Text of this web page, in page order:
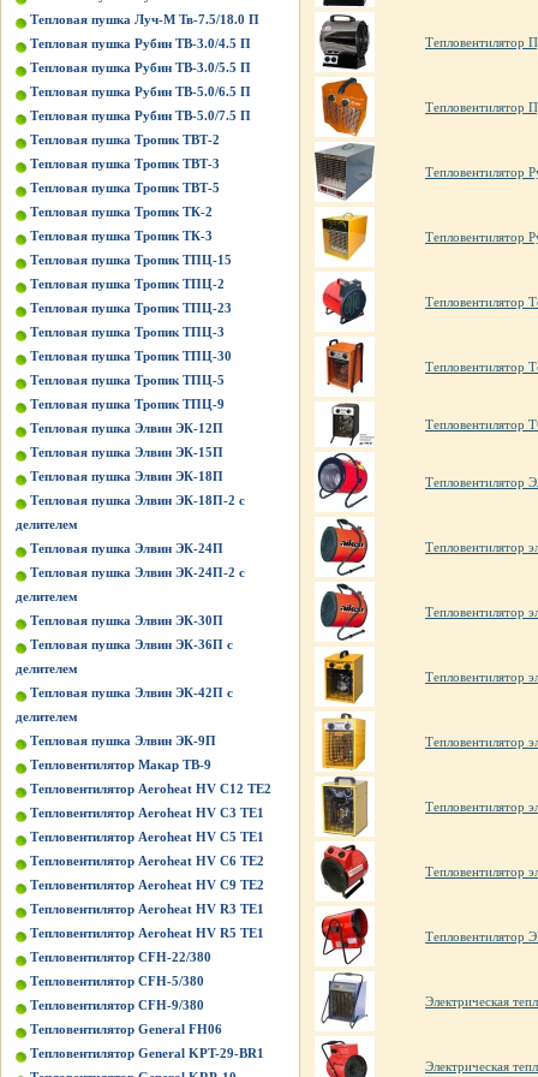
Тепловая пушка Луч-М Тв-7.5/18.0 П
Тепловая пушка Рубин ТВ-3.0/4.5 П
Тепловая пушка Рубин ТВ-3.0/5.5 П
Тепловая пушка Рубин ТВ-5.0/6.5 П
Тепловая пушка Рубин ТВ-5.0/7.5 П
Тепловая пушка Тропик ТВТ-2
Тепловая пушка Тропик ТВТ-3
Тепловая пушка Тропик ТВТ-5
Тепловая пушка Тропик ТК-2
Тепловая пушка Тропик ТК-3
Тепловая пушка Тропик ТПЦ-15
Тепловая пушка Тропик ТПЦ-2
Тепловая пушка Тропик ТПЦ-23
Тепловая пушка Тропик ТПЦ-3
Тепловая пушка Тропик ТПЦ-30
Тепловая пушка Тропик ТПЦ-5
Тепловая пушка Тропик ТПЦ-9
Тепловая пушка Элвин ЭК-12П
Тепловая пушка Элвин ЭК-15П
Тепловая пушка Элвин ЭК-18П
Тепловая пушка Элвин ЭК-18П-2 с
делителем
Тепловая пушка Элвин ЭК-24П
Тепловая пушка Элвин ЭК-24П-2 с
делителем
Тепловая пушка Элвин ЭК-30П
Тепловая пушка Элвин ЭК-36П с
делителем
Тепловая пушка Элвин ЭК-42П с
делителем
Тепловая пушка Элвин ЭК-9П
Тепловентилятор Макар ТВ-9
Тепловентилятор Aeroheat HV C12 TE2
Тепловентилятор Aeroheat HV C3 TE1
Тепловентилятор Aeroheat HV C5 TE1
Тепловентилятор Aeroheat HV C6 TE2
Тепловентилятор Aeroheat HV C9 TE2
Тепловентилятор Aeroheat HV R3 TE1
Тепловентилятор Aeroheat HV R5 TE1
Тепловентилятор CFH-22/380
Тепловентилятор CFH-5/380
Тепловентилятор CFH-9/380
Тепловентилятор General FH06
Тепловентилятор General KPT-29-BR1
Тепловентилятор
Тепловентилятор
Тепловентилятор
Тепловентилятор
Тепловентилятор
Тепловентилятор
Тепловентилятор
Тепловентилятор
Тепловентилятор
Тепловентилятор
Тепловентилятор
Тепловентилятор
Тепловентилятор
Тепловентилятор
Электрическая
Электрическая